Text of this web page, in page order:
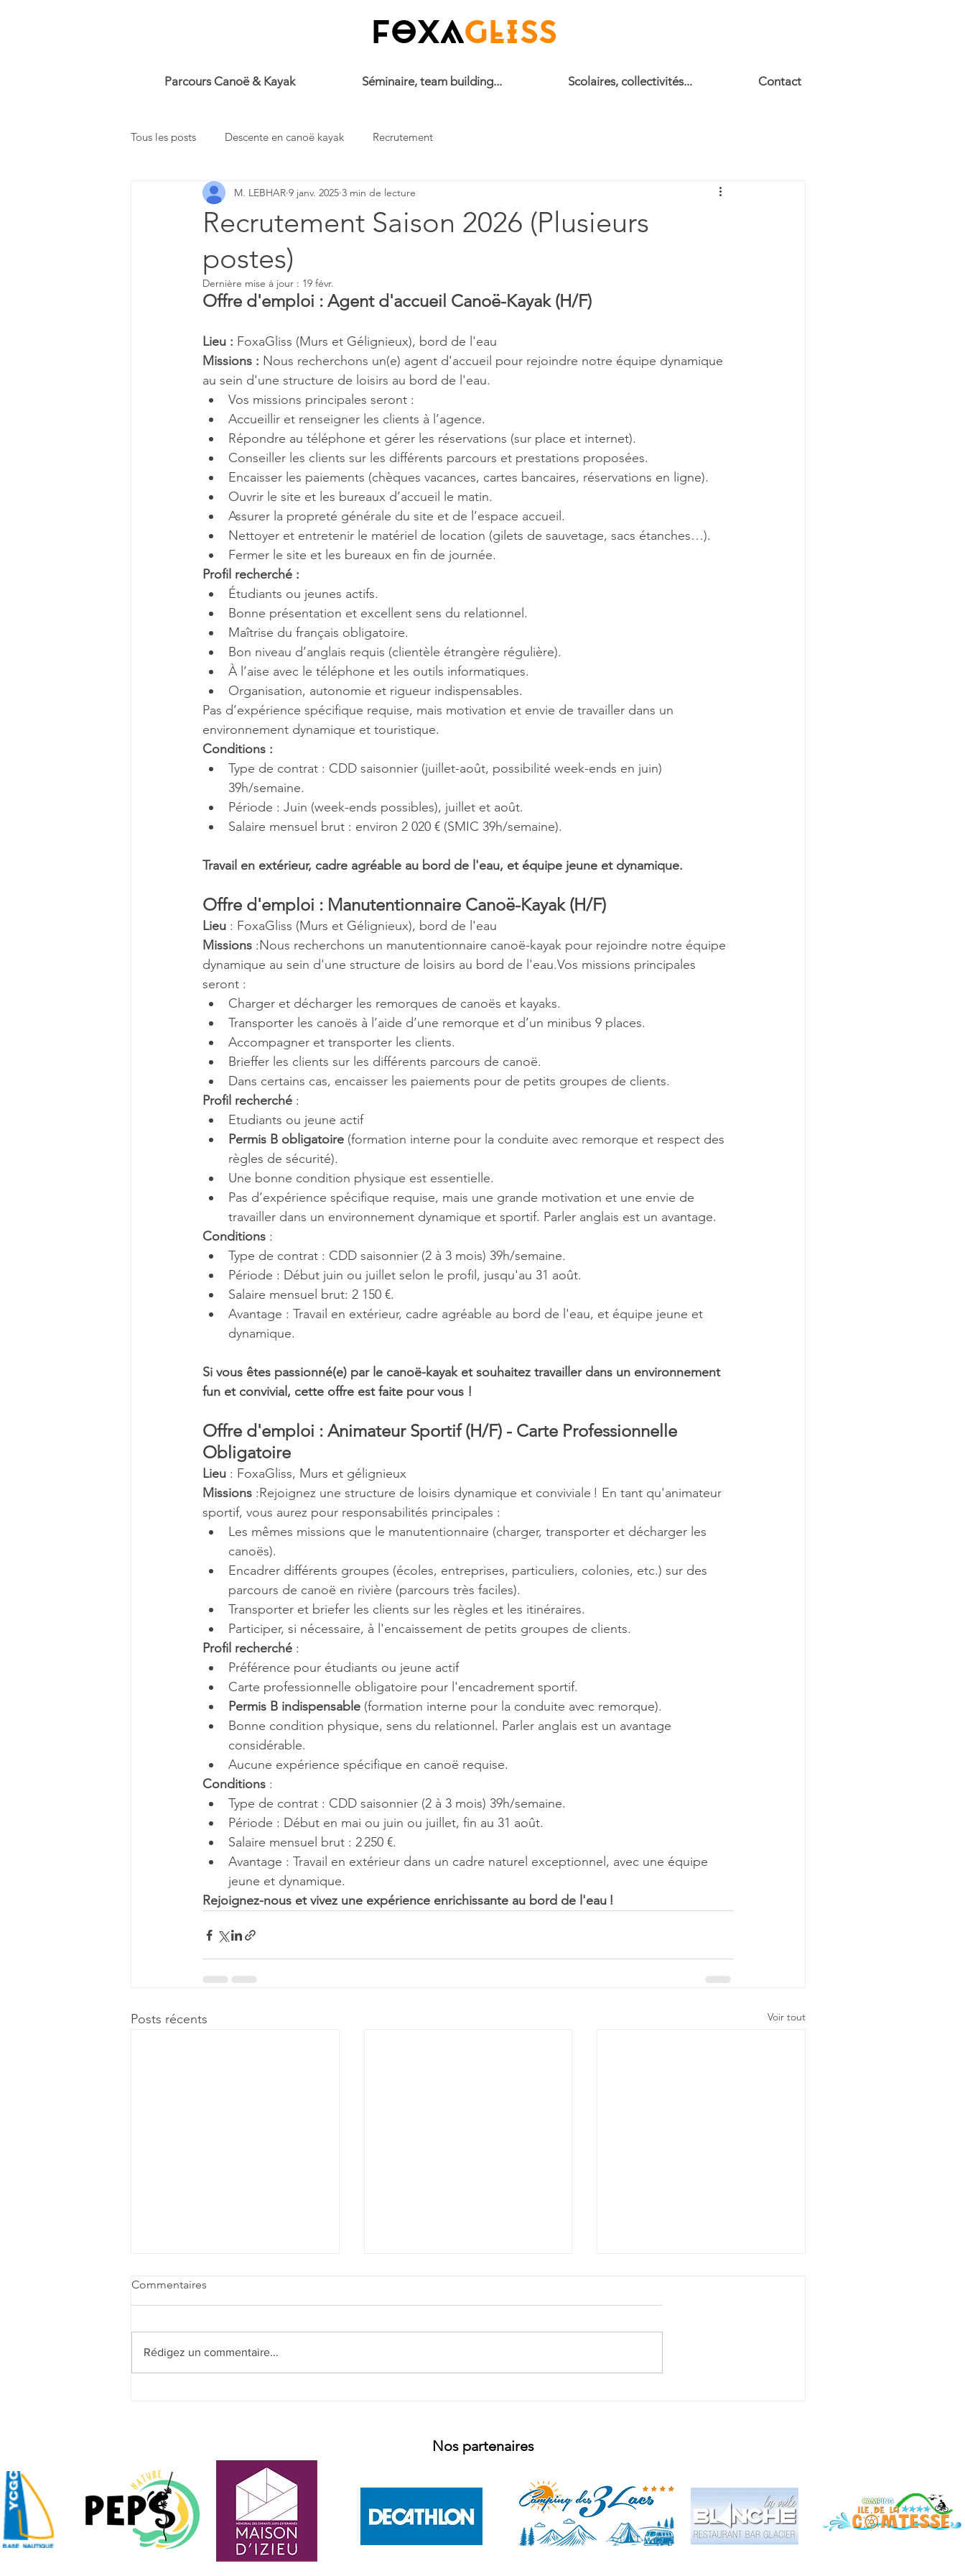
FOXAGLISS
Parcours Canoë & Kayak Séminaire, team building... Scolaires, collectivités... Contact
Tous les posts Descente en canoë kayak Recrutement
Recrutement Saison 2026 (Plusieurs
postes)
M. LEBHAR 9 janv. 2025 3 min de lecture
Dernière mise à jour : 19 févr.
Offre d'emploi : Agent d'accueil Canoë-Kayak (H/F)
Lieu : FoxaGliss (Murs et Gélignieux), bord de l'eau
Missions : Nous recherchons un(e) agent d'accueil pour rejoindre notre équipe dynamique
au sein d'une structure de loisirs au bord de l'eau.
Vos missions principales seront :
Accueillir et renseigner les clients à l’agence.
Répondre au téléphone et gérer les réservations (sur place et internet).
Conseiller les clients sur les différents parcours et prestations proposées.
Encaisser les paiements (chèques vacances, cartes bancaires, réservations en ligne).
Ouvrir le site et les bureaux d’accueil le matin.
Assurer la propreté générale du site et de l’espace accueil.
Nettoyer et entretenir le matériel de location (gilets de sauvetage, sacs étanches…).
Fermer le site et les bureaux en fin de journée.
Profil recherché :
Étudiants ou jeunes actifs.
Bonne présentation et excellent sens du relationnel.
Maîtrise du français obligatoire.
Bon niveau d’anglais requis (clientèle étrangère régulière).
À l’aise avec le téléphone et les outils informatiques.
Organisation, autonomie et rigueur indispensables.
Pas d’expérience spécifique requise, mais motivation et envie de travailler dans un
environnement dynamique et touristique.
Conditions :
Type de contrat : CDD saisonnier (juillet-août, possibilité week-ends en juin)
39h/semaine.
Période : Juin (week-ends possibles), juillet et août.
Salaire mensuel brut : environ 2 020 € (SMIC 39h/semaine).
Travail en extérieur, cadre agréable au bord de l'eau, et équipe jeune et dynamique.
Offre d'emploi : Manutentionnaire Canoë-Kayak (H/F)
Lieu : FoxaGliss (Murs et Gélignieux), bord de l'eau
Missions :Nous recherchons un manutentionnaire canoë-kayak pour rejoindre notre équipe
dynamique au sein d'une structure de loisirs au bord de l'eau.Vos missions principales
seront :
Charger et décharger les remorques de canoës et kayaks.
Transporter les canoës à l’aide d’une remorque et d’un minibus 9 places.
Accompagner et transporter les clients.
Brieffer les clients sur les différents parcours de canoë.
Dans certains cas, encaisser les paiements pour de petits groupes de clients.
Profil recherché :
Etudiants ou jeune actif
Permis B obligatoire (formation interne pour la conduite avec remorque et respect des
règles de sécurité).
Une bonne condition physique est essentielle.
Pas d’expérience spécifique requise, mais une grande motivation et une envie de
travailler dans un environnement dynamique et sportif. Parler anglais est un avantage.
Conditions :
Type de contrat : CDD saisonnier (2 à 3 mois) 39h/semaine.
Période : Début juin ou juillet selon le profil, jusqu'au 31 août.
Salaire mensuel brut: 2 150 €.
Avantage : Travail en extérieur, cadre agréable au bord de l'eau, et équipe jeune et
dynamique.
Si vous êtes passionné(e) par le canoë-kayak et souhaitez travailler dans un environnement
fun et convivial, cette offre est faite pour vous !
Offre d'emploi : Animateur Sportif (H/F) - Carte Professionnelle
Obligatoire
Lieu : FoxaGliss, Murs et gélignieux
Missions :Rejoignez une structure de loisirs dynamique et conviviale ! En tant qu'animateur
sportif, vous aurez pour responsabilités principales :
Les mêmes missions que le manutentionnaire (charger, transporter et décharger les
canoës).
Encadrer différents groupes (écoles, entreprises, particuliers, colonies, etc.) sur des
parcours de canoë en rivière (parcours très faciles).
Transporter et briefer les clients sur les règles et les itinéraires.
Participer, si nécessaire, à l'encaissement de petits groupes de clients.
Profil recherché :
Préférence pour étudiants ou jeune actif
Carte professionnelle obligatoire pour l'encadrement sportif.
Permis B indispensable (formation interne pour la conduite avec remorque).
Bonne condition physique, sens du relationnel. Parler anglais est un avantage
considérable.
Aucune expérience spécifique en canoë requise.
Conditions :
Type de contrat : CDD saisonnier (2 à 3 mois) 39h/semaine.
Période : Début en mai ou juin ou juillet, fin au 31 août.
Salaire mensuel brut : 2 250 €.
Avantage : Travail en extérieur dans un cadre naturel exceptionnel, avec une équipe
jeune et dynamique.
Rejoignez-nous et vivez une expérience enrichissante au bord de l'eau !
Posts récents Voir tout
l'Embarcation Adaptée
Commentaires
Rédigez un commentaire...
Nos partenaires